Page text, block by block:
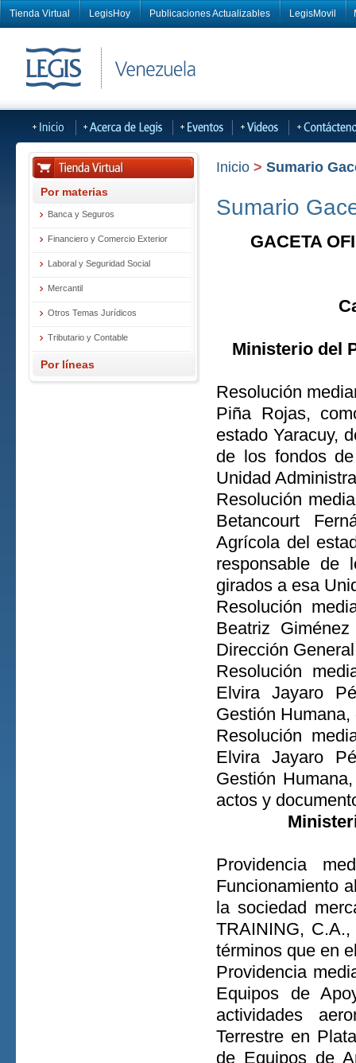
Tienda Virtual LegisHoy Publicaciones Actualizables LegisMovil
Por materias
Banca y Seguros
Financiero y Comercio Exterior
Laboral y Seguridad Social
Mercantil
Otros Temas Jurídicos
Tributario y Contable
Por líneas
Inicio > Sumario
Sumario
GACETA
Ministerio del
Resolución
Piña Rojas,
estado Yaracuy,
de los fondos
Unidad
Resolución
Betancourt
Agrícola del
responsable de
girados a esa
Resolución
Beatriz
Dirección
Resolución
Elvira Jayaro
Gestión
Resolución
Elvira Jayaro
Gestión
actos y
Providencia
Funcionamiento
la sociedad
TRAINING,
términos que en
Providencia
Equipos de
actividades
Terrestre en
de Equipos de